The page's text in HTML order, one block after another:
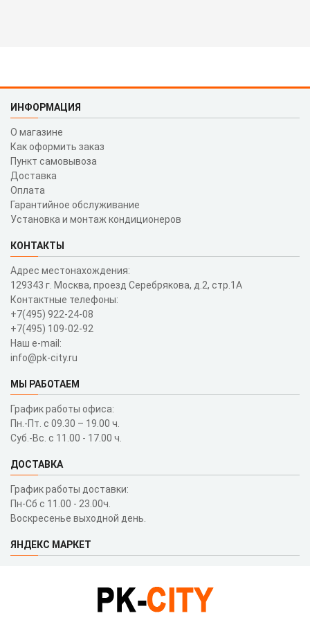
ИНФОРМАЦИЯ
О магазине
Как оформить заказ
Пункт самовывоза
Доставка
Оплата
Гарантийное обслуживание
Установка и монтаж кондиционеров
КОНТАКТЫ
Адрес местонахождения:
129343 г. Москва, проезд Серебрякова, д.2, стр.1A
Контактные телефоны:
+7(495) 922-24-08
+7(495) 109-02-92
Наш e-mail:
info@pk-city.ru
МЫ РАБОТАЕМ
График работы офиса:
Пн.-Пт. с 09.30 – 19.00 ч.
Суб.-Вс. с 11.00 - 17.00 ч.
ДОСТАВКА
График работы доставки:
Пн-Сб с 11.00 - 23.00ч.
Воскресенье выходной день.
ЯНДЕКС МАРКЕТ